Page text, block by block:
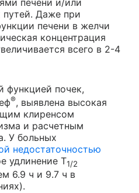
печени и/или
Даже при
печени в желчи
концентрация
всего в 2-4
функцией почек,
®, выявлена высокая
клиренсом
и расчетным
У больных
недостаточностью
удлинение T1/2
6.9 ч и 9.7 ч в